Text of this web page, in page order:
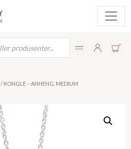
/ KONGLE – ANHENG, MEDIUM